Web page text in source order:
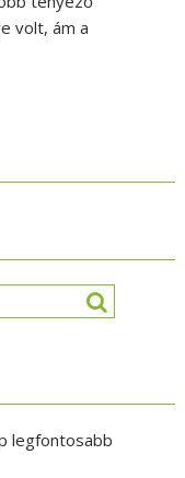
volt, ám a
legfontosabb